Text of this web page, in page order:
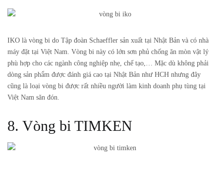
IKO là vòng bi do Tập đoàn Schaeffler sản xuất tại Nhật Bản và có nhà
máy đặt tại Việt Nam. Vòng bi này có lớn sơn phủ chống ăn mòn vật lý
phù hợp cho các ngành công nghiệp nhẹ, chế tạo,… Mặc dù không phải
dòng sản phẩm được đánh giá cao tại Nhật Bản như HCH nhưng đây
cũng là loại vòng bi được rất nhiều người làm kinh doanh phụ tùng tại
Việt Nam săn đón.
8. Vòng bi TIMKEN